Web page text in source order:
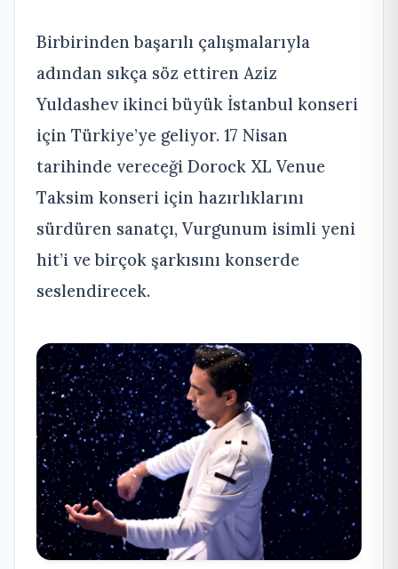
Birbirinden başarılı çalışmalarıyla
adından sıkça söz ettiren Aziz
Yuldashev ikinci büyük İstanbul konseri
için Türkiye’ye geliyor. 17 Nisan
tarihinde vereceği Dorock XL Venue
Taksim konseri için hazırlıklarını
sürdüren sanatçı, Vurgunum isimli yeni
hit’i ve birçok şarkısını konserde
seslendirecek.